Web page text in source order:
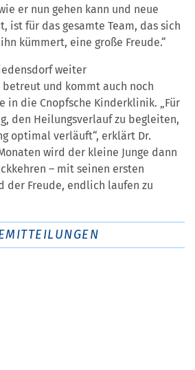
er nun gehen kann und neue
ist für das gesamte Team, das sich
kümmert, eine große Freude.“
weiter
und kommt auch noch
in die Cnopfsche Kinderklinik. „Für
den Heilungsverlauf zu begleiten,
optimal verläuft“, erklärt Dr.
wird der kleine Junge dann
– mit seinen ersten
der Freude, endlich laufen zu